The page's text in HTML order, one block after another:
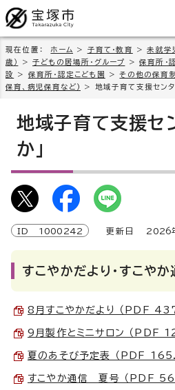
現在位置： ホーム > 子育て・教育 >未就学
歳）
>子どもの居場所・グループ >保育所・
設
> 保育所・認定こども園 >その他の保育
保育、病児保育など)
> 地域子育て支援センタ
地域子育て支援セ
か」
ID 1000242 更新日 2026
すこやかだより・すこやか
8月すこやかだより （PDF
9月製作とミニサロン （PDF
夏のあそび予定表 （PDF
すこやか通信 夏号 （PDF